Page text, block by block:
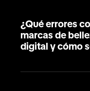
¿Qué errores
marcas de
digital y cómo